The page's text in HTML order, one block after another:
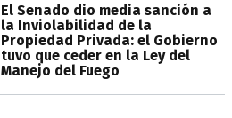
El Senado dio media sanción a
la Inviolabilidad de la
Propiedad Privada: el Gobierno
tuvo que ceder en la Ley del
Manejo del Fuego